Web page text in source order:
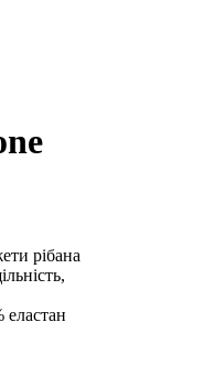
рібана